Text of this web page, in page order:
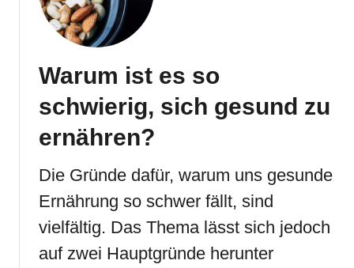
Warum ist es so
schwierig, sich gesund zu
ernähren?
Die Gründe dafür, warum uns gesunde
Ernährung so schwer fällt, sind
vielfältig. Das Thema lässt sich jedoch
auf zwei Hauptgründe herunter